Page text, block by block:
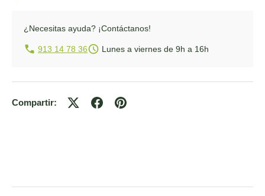
¿Necesitas ayuda? ¡Contáctanos!
913 14 78 36 Lunes a viernes de 9h a 16h
Compartir: